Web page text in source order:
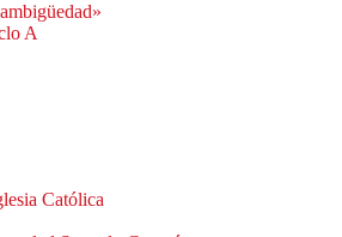
A
Católica